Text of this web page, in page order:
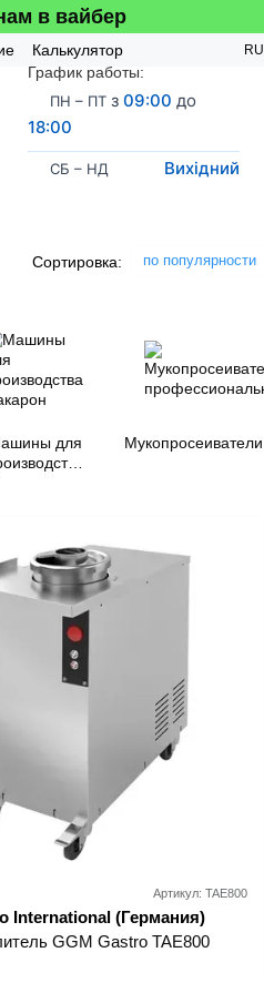
в вайбер
Калькулятор
RU
График работы:
ПН – ПТ з09:00 до
18:00
СБ – НД Вихідний
Сортировка: по популярности
для
Мукопросеиватели
Артикул: TAE800
International (Германия)
GGM Gastro TAE800